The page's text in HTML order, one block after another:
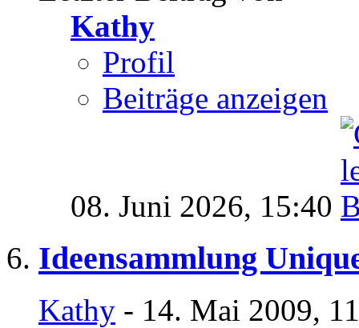
Kathy
Profil
Beiträge anzeigen
08. Juni 2026, 15:40
Ideensammlung
Kathy - 14. Mai 2009,